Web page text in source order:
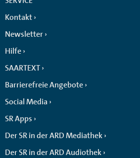
Kontakt
Newsletter
Hilfe
SAARTEXT
Barrierefreie Angebote
Social Media
SR Apps
Der SR in der ARD Mediathek
Der SR in der ARD Audiothek